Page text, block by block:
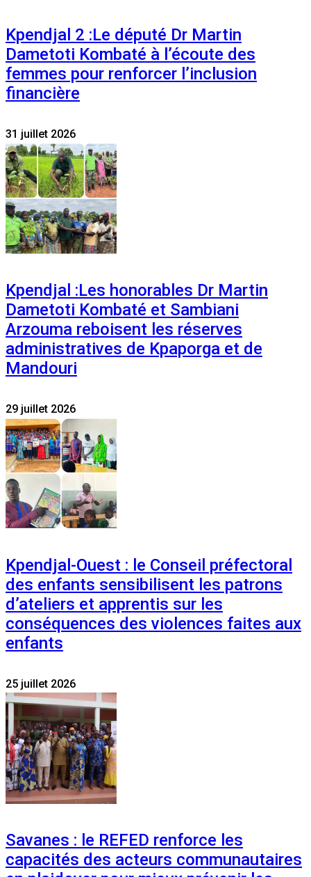
Kpendjal 2 :Le député Dr Martin
Dametoti Kombaté à l’écoute des
femmes pour renforcer l’inclusion
financière
31 juillet 2026
Kpendjal :Les honorables Dr Martin
Dametoti Kombaté et Sambiani
Arzouma reboisent les réserves
administratives de Kpaporga et de
Mandouri
29 juillet 2026
Kpendjal-Ouest : le Conseil préfectoral
des enfants sensibilisent les patrons
d’ateliers et apprentis sur les
conséquences des violences faites aux
enfants
25 juillet 2026
Savanes : le REFED renforce les
capacités des acteurs communautaires